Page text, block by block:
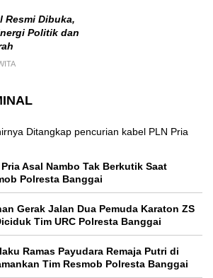
Resmi Dibuka,
Politik dan
Asal Nambo Tak Berkutik Saat
Polresta Banggai
Gerak Jalan Dua Pemuda Karaton ZS
Tim URC Polresta Banggai
Ramas Payudara Remaja Putri di
Tim Resmob Polresta Banggai